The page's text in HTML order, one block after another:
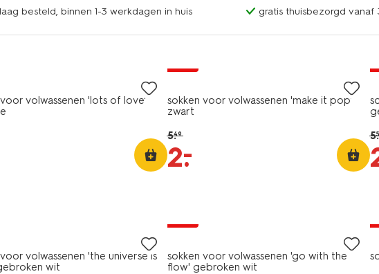
besteld, binnen 1-3 werkdagen in huis gratis thuisbezorgd vanaf
volwassenen 'lots of love'
sokken voor volwassenen 'make it pop'
zwart
5.49
2.
–
5.
volwassenen 'the universe is
wit
sokken voor volwassenen 'go with the
flow' gebroken wit